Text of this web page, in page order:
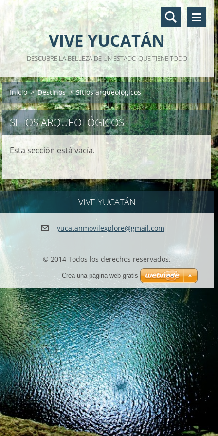
VIVE YUCATÁN
DESCUBRE LA BELLEZA DE UN ESTADO QUE TIENE TODO
Inicio > Destinos > Sitios arqueológicos
SITIOS ARQUEOLÓGICOS
Esta sección está vacía.
VIVE YUCATÁN
yucatanmovilexplore@gmail.com
© 2014 Todos los derechos reservados.
Crea una página web gratis